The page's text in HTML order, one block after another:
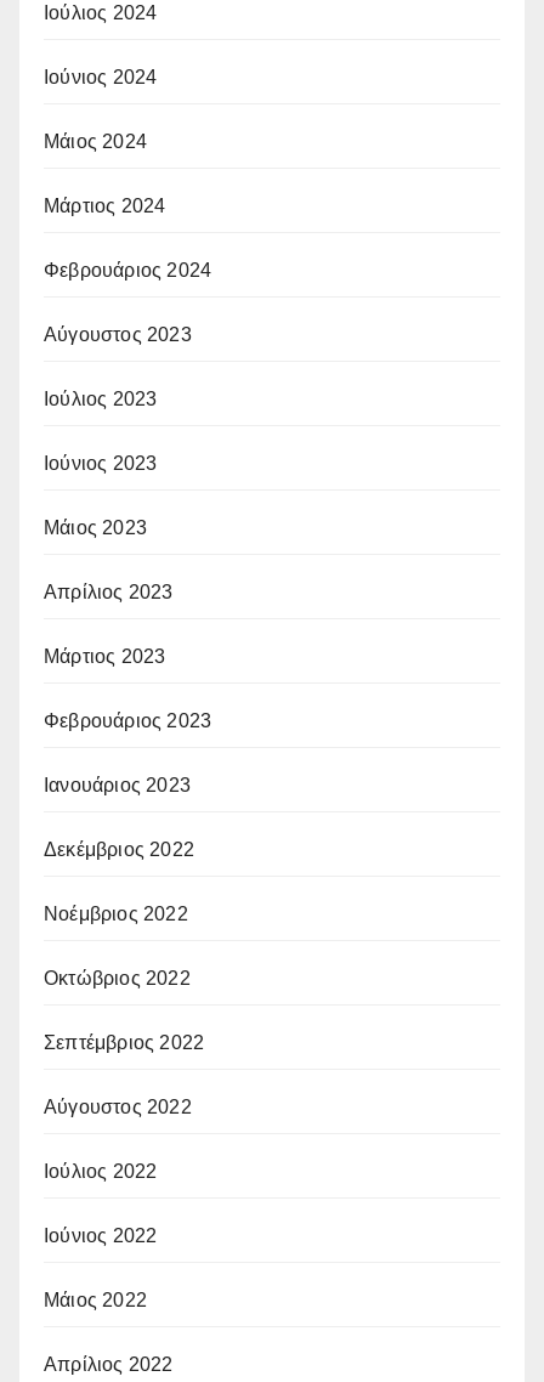
Ιούλιος 2024
Ιούνιος 2024
Μάιος 2024
Μάρτιος 2024
Φεβρουάριος 2024
Αύγουστος 2023
Ιούλιος 2023
Ιούνιος 2023
Μάιος 2023
Απρίλιος 2023
Μάρτιος 2023
Φεβρουάριος 2023
Ιανουάριος 2023
Δεκέμβριος 2022
Νοέμβριος 2022
Οκτώβριος 2022
Σεπτέμβριος 2022
Αύγουστος 2022
Ιούλιος 2022
Ιούνιος 2022
Μάιος 2022
Απρίλιος 2022